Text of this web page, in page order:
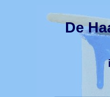
De